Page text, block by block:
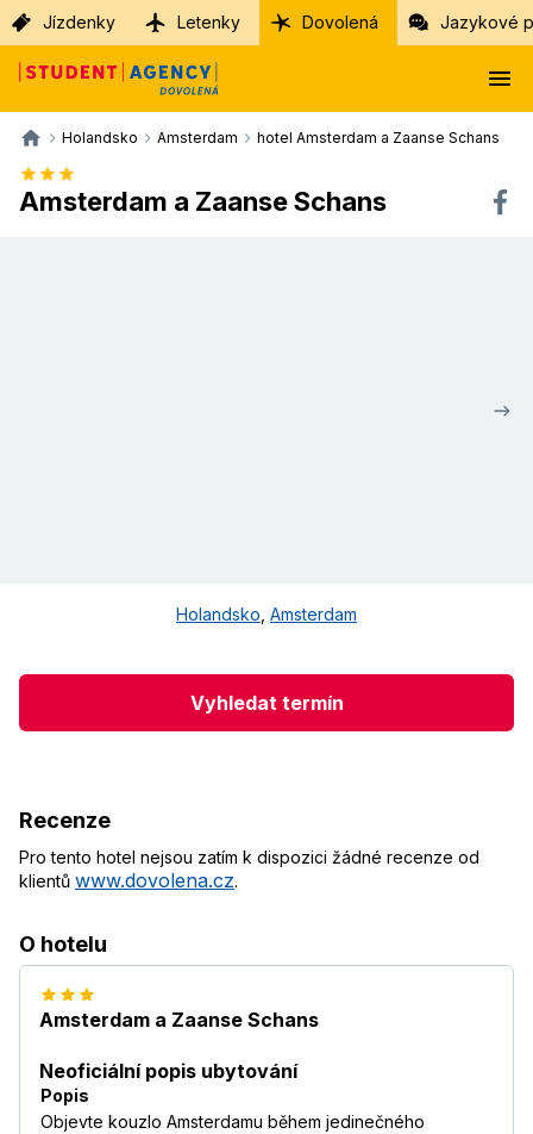
Jízdenky Letenky Dovolená Jazykové
Holandsko Amsterdam hotel Amsterdam a Zaanse Schans
Amsterdam a Zaanse Schans
Holandsko Amsterdam
Vyhledat termín
Recenze
Pro tento hotel nejsou zatím k dispozici žádné recenze od
klientů www.dovolena.cz.
O hotelu
Amsterdam a Zaanse Schans
Neoficiální popis ubytování
Popis
Objevte kouzlo Amsterdamu během jedinečného